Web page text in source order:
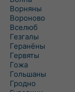
Ворняны
Вороново
Вселюб
Гезгалы
Геранёны
Гервяты
Гожа
Гольшаны
Гродно